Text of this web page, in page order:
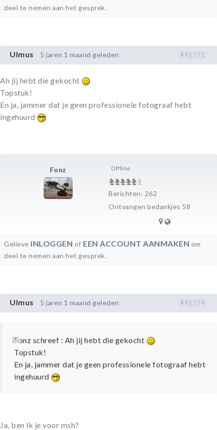
deel te nemen aan het gesprek.
Ulmus 5 jaren 1 maand geleden #91771
Fonz Offline
Berichten: 262
Ontvangen bedankjes 58
Ah jij hebt die gekocht
Topstuk!
En ja, jammer dat je geen professionele fotograaf hebt
ingehuurd
Gelieve INLOGGEN of EEN ACCOUNT AANMAKEN om
deel te nemen aan het gesprek.
Ulmus 5 jaren 1 maand geleden #91774
Fonz schreef : Ah jij hebt die gekocht
Topstuk!
En ja, jammer dat je geen professionele fotograaf hebt
ingehuurd
Ja, ben ik je voor msh?